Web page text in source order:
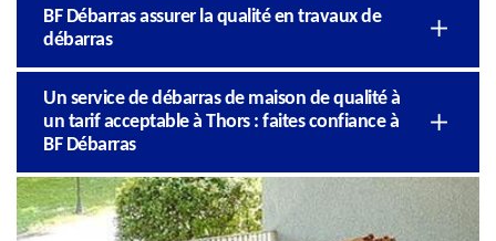
BF Débarras assurer la qualité en travaux de
débarras
Un service de débarras de maison de qualité à
un tarif acceptable à Thors : faites confiance à
BF Débarras